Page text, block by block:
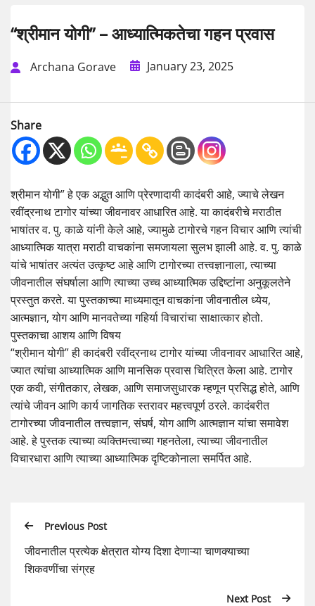
“श्रीमान योगी” – आध्यात्मिकतेचा गहन प्रवास
Archana Gorave January 23, 2025
Share
श्रीमान योगी” हे एक अद्भुत आणि प्रेरणादायी कादंबरी आहे, ज्याचे लेखन
रवींद्रनाथ टागोर यांच्या जीवनावर आधारित आहे. या कादंबरीचे मराठीत
भाषांतर व. पु. काळे यांनी केले आहे, ज्यामुळे टागोरचे गहन विचार आणि त्यांची
आध्यात्मिक यात्रा मराठी वाचकांना समजायला सुलभ झाली आहे. व. पु. काळे
यांचे भाषांतर अत्यंत उत्कृष्ट आहे आणि टागोरच्या तत्त्वज्ञानाला, त्याच्या
जीवनातील संघर्षाला आणि त्याच्या उच्च आध्यात्मिक उद्दिष्टांना अनुकूलतेने
प्रस्तुत करते. या पुस्तकाच्या माध्यमातून वाचकांना जीवनातील ध्येय,
आत्मज्ञान, योग आणि मानवतेच्या गहिर्या विचारांचा साक्षात्कार होतो.
पुस्तकाचा आशय आणि विषय
“श्रीमान योगी” ही कादंबरी रवींद्रनाथ टागोर यांच्या जीवनावर आधारित आहे,
ज्यात त्यांचा आध्यात्मिक आणि मानसिक प्रवास चित्रित केला आहे. टागोर
एक कवी, संगीतकार, लेखक, आणि समाजसुधारक म्हणून प्रसिद्ध होते, आणि
त्यांचे जीवन आणि कार्य जागतिक स्तरावर महत्त्वपूर्ण ठरले. कादंबरीत
टागोरच्या जीवनातील तत्त्वज्ञान, संघर्ष, योग आणि आत्मज्ञान यांचा समावेश
आहे. हे पुस्तक त्याच्या व्यक्तिमत्त्वाच्या गहनतेला, त्याच्या जीवनातील
विचारधारा आणि त्याच्या आध्यात्मिक दृष्टिकोनाला समर्पित आहे.
Previous Post
जीवनातील प्रत्येक क्षेत्रात योग्य दिशा देणाऱ्या चाणक्याच्या
शिकवणींचा संग्रह
Next Post